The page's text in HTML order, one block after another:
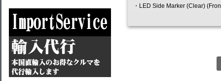
・LED Side Marker (Clear)